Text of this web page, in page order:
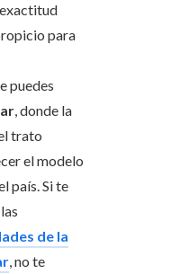
para
puedes
, donde la
trato
el modelo
país. Si te
de la
, no te